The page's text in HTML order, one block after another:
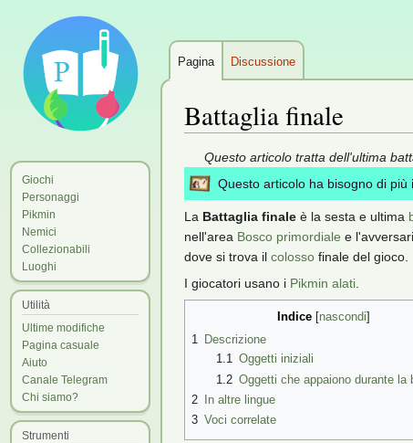
Battaglia finale
Jump
to
navigation
Jump
to
search
Questo articolo tratta dell'ultima
Questo articolo ha bisogno di più
La Battaglia finale è la sesta e ultima
nell'area Bosco primordiale e
dove si trova il colosso finale del gioco.
I giocatori usano i Pikmin alati.
Indice
1 Descrizione
1.1 Oggetti iniziali
1.2 Oggetti che appaiono durante la
2
In altre lingue
3 Voci correlate
Pagina Discussione
Giochi
Personaggi
Pikmin
Nemici
Collezionabili
Luoghi
Utilità
Ultime modifiche
Pagina casuale
Aiuto
Canale Telegram
Chi siamo?
Strumenti